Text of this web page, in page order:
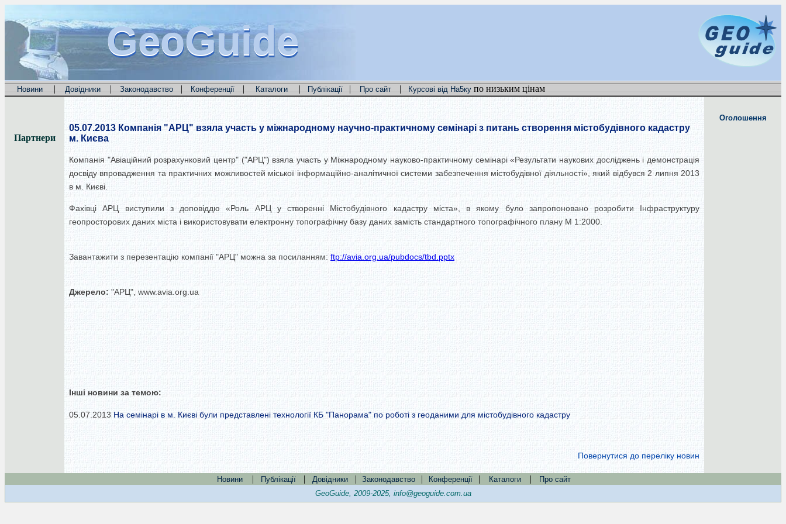
GeoGuide
GeoGuide
GeoGuide
Новини | Довідники | Законодавство | Конференції | Каталоги | Публікації | Про сайт | Курсові від На5ку по низьким цінам
Партнери
05.07.2013 Компанія "АРЦ" взяла участь у міжнародному научно-практичному семінарі з питань створення містобудівного кадастру
м. Києва
Компанія "Авіаційний розрахунковий центр" ("АРЦ") взяла участь у Міжнародному науково-практичному семінарі «Результати наукових досліджень і демонстрація
досвіду впровадження та практичних можливостей міської інформаційно-аналітичної системи забезпечення містобудівної діяльності», який відбувся 2 липня 2013
в м. Києві.
Фахівці АРЦ виступили з доповіддю «Роль АРЦ у створенні Містобудівного кадастру міста», в якому було запропоновано розробити
Інфраструктуру
геопросторових даних міста і використовувати електронну топографічну базу даних замість стандартного топографічного плану М 1:2000
Завантажити з перезентацію компанії "АРЦ" можна за посиланням: ftp://avia.org.ua/pubdocs/tbd.pptx
Джерело: "АРЦ", www.avia.org.ua
Інші новини за темою:
05.07.2013 На семінарі в м. Києві були представлені технології КБ "Панорама" по роботі з геоданими для містобудівного кадастру
Повернутися до переліку новин
Оголошення
Новини | Публікації | Довідники | Законодавство | Конференції | Каталоги |
Про сайт
GeoGuide, 2009-2025, info@geoguide.com.ua